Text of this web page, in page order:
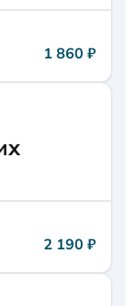
1 860 ₽
2 190 ₽